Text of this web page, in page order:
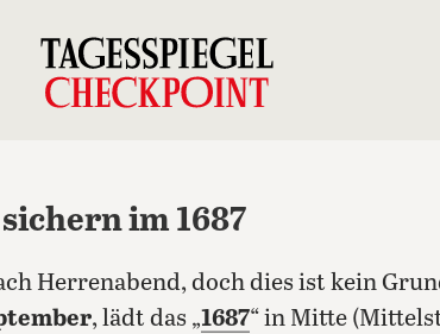
im 1687
Herrenabend, doch dies ist kein
, lädt das „1687“ in Mitte